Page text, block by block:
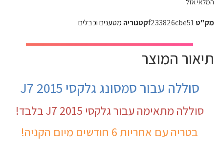
מק"טf233826cbe51קטגוריה מטענים וכבלים
תיאור המוצר
סוללה עבור סמסונג גלקסי J7 2015
סוללה מתאימה עבור גלקסי J7 2015 בלבד!
בטריה עם אחריות 6 חודשים מיום הקניה!